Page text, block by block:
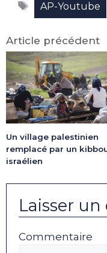
(Twitter)
Étiquettes
AP-Youtube
Article précédent
Un village palestinien
remplacé par un
israélien
Laisser
Commentaire